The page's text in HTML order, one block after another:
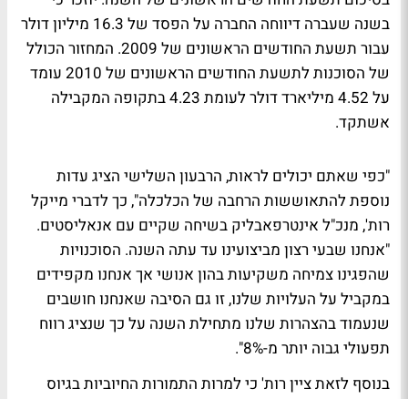
בשנה שעברה דיווחה החברה על הפסד של 16.3 מיליון דולר
עבור תשעת החודשים הראשונים של 2009. המחזור הכולל
של הסוכנות לתשעת החודשים הראשונים של 2010 עומד
על 4.52 מיליארד דולר לעומת 4.23 בתקופה המקבילה
אשתקד.
"כפי שאתם יכולים לראות, הרבעון השלישי הציג עדות
נוספת להתאוששות הרחבה של הכלכלה", כך לדברי מייקל
רות', מנכ"ל אינטרפאבליק בשיחה שקיים עם אנאליסטים.
"אנחנו שבעי רצון מביצועינו עד עתה השנה. הסוכנויות
שהפגינו צמיחה משקיעות בהון אנושי אך אנחנו מקפידים
במקביל על העלויות שלנו, זו גם הסיבה שאנחנו חושבים
שנעמוד בהצהרות שלנו מתחילת השנה על כך שנציג רווח
תפעולי גבוה יותר מ-8%".
בנוסף לזאת ציין רות' כי למרות התמורות החיוביות בגיוס